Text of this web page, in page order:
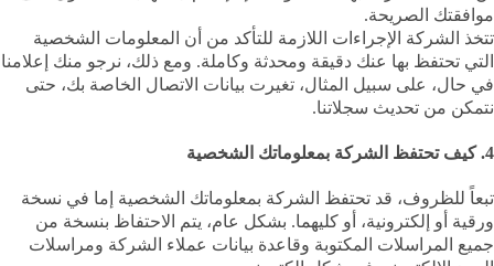
موافقتك الصريحة.
تتخذ الشركة الإجراءات اللازمة للتأكد من أن المعلومات الشخصية
التي تحتفظ بها عنك دقيقة ومحدثة وكاملة. ومع ذلك، نرجو منك إعلامنا
في حال، على سبيل المثال، تغيرت بيانات الاتصال الخاصة بك، حتى
نتمكن من تحديث سجلاتنا.
4. كيف تحتفظ الشركة بمعلوماتك الشخصية
تبعاً للظروف، قد تحتفظ الشركة بمعلوماتك الشخصية إما في نسخة
ورقية أو إلكترونية، أو كليهما. بشكل عام، يتم الاحتفاظ بنسخة من
جميع المراسلات المكتوبة وقاعدة بيانات عملاء الشركة ومراسلات